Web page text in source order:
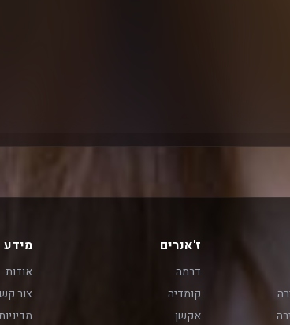
ז'אנרים
דרמה
קומדיה
אקשן
מידע
אודות
צור